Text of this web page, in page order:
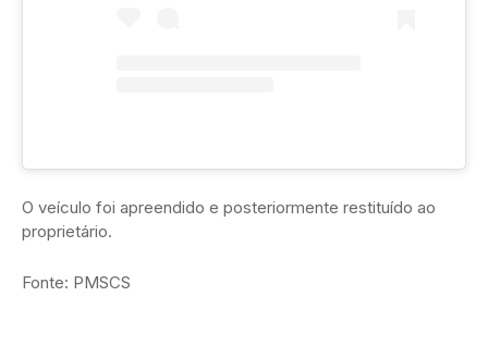
O veículo foi apreendido e posteriormente restituído ao
proprietário.
Fonte: PMSCS